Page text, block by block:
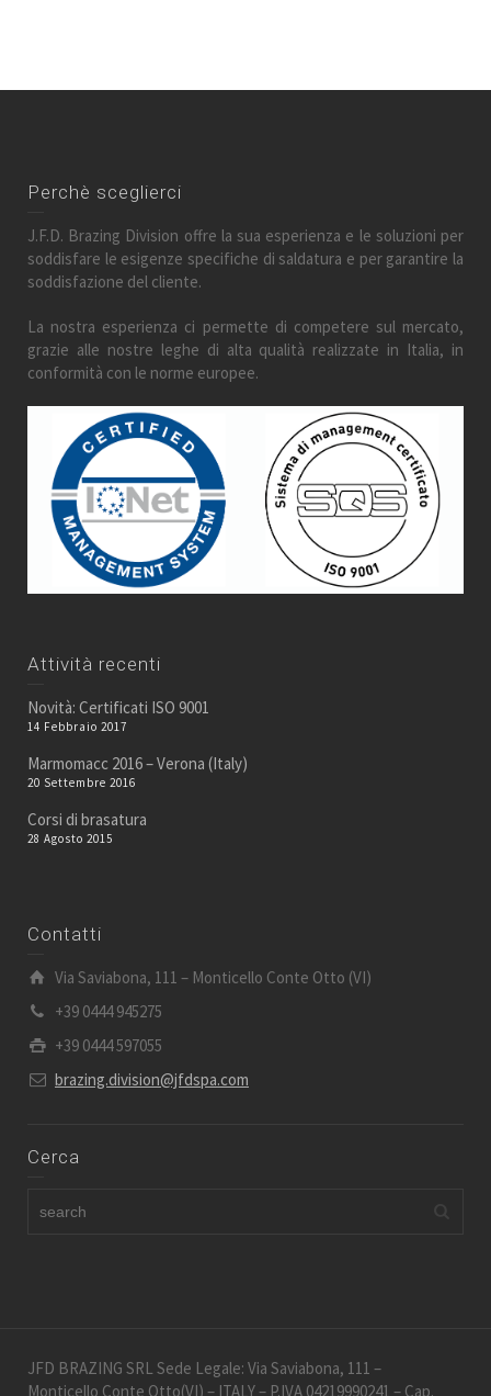
Perchè sceglierci
J.F.D. Brazing Division offre la sua esperienza e le soluzioni per
soddisfare le esigenze specifiche di saldatura e per garantire la
soddisfazione del cliente.
La nostra esperienza ci permette di competere sul mercato,
grazie alle nostre leghe di alta qualità realizzate in Italia, in
conformità con le norme europee.
Attività recenti
Novità: Certificati ISO 9001
14 Febbraio 2017
Marmomacc 2016 – Verona (Italy)
20 Settembre 2016
Corsi di brasatura
28 Agosto 2015
Contatti
Via Saviabona, 111 – Monticello Conte Otto (VI)
+39 0444 945275
+39 0444 597055
brazing.division@jfdspa.com
Cerca
JFD BRAZING SRL Sede Legale: Via Saviabona, 111 –
Monticello Conte Otto(VI) – ITALY – P.IVA 04219990241 – Cap.